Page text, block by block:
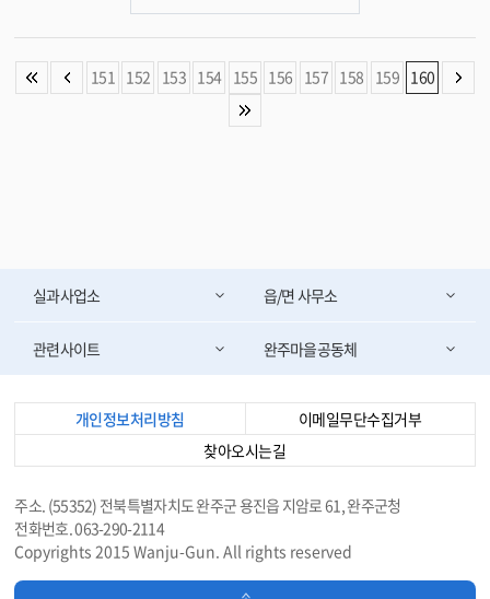
템(제8호/2017년)에 이어 두 번째 지정이다. 완주군은 생강 농가 주민들과 적
극적인 협조를 바탕으로 생강 농법, 생강굴 분포와 현황 파악 등 완주 생강의 가
치를 발굴하는 데 총력을 기울인 결과, 지난 2017년 농업유산 지정 신청서를
활용사업비 15억여원을 지원받아 농업유산 자료조사, 농업유산 전승과 복원
요농업유산적 가치가 있는 경우는 국가에서 세계중요농업유산{(Globally Im
151 152 153 154 155 156 157 158 159 160
실과사업소 읍/면 사무소
관련사이트 완주마을공동체
개인정보처리방침
이메일무단수집거부
찾아오시는길
주소. (55352) 전북특별자치도 완주군 용진읍 지암로 61, 완주군청
전화번호. 063-290-2114
Copyrights 2015 Wanju-Gun. All rights reserved